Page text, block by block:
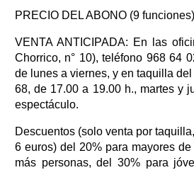
PRECIO DEL ABONO (9
VENTA ANTICIPADA: En las
Chorrico, n° 10), teléfono 968 64
de lunes a viernes, y en taquilla
68, de 17.00 a 19.00 h., martes y
espectáculo.
Descuentos (solo venta por
6 euros) del 20% para mayores
más personas, del 30% para